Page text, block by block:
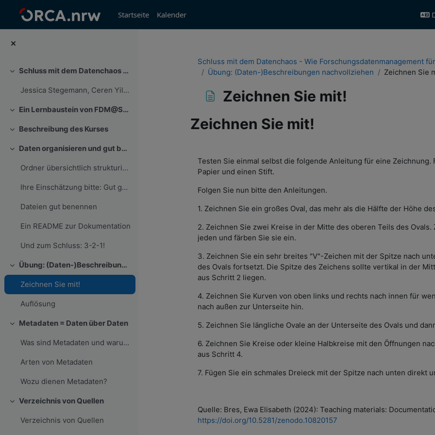
Startseite Kalender
Einklappen Schluss mit dem Datenchaos - Wie Forschungsdatenmanagement für Ordnung sorgt
Jessica Stegemann, Ceren Yildiz, Mirjam Blümm, Sin...
Einklappen Ein Lernbaustein von FDM@Studium.nrw
Einklappen
Beschreibung des Kurses
Einklappen Daten organisieren und gut beschreiben
Ordner übersichtlich strukturieren
Ihre Einschätzung bitte: Gut gewählte Dateinamen?
Dateien gut benennen
Ein README zur Dokumentation
Und zum Schluss: 3-2-1!
Einklappen Übung: (Daten-)Beschreibungen nachvollziehen
Zeichnen Sie mit!
Auflösung
Einklappen
Metadaten = Daten über Daten
Was sind Metadaten und warum sind diese wichtig?
Arten von Metadaten
Wozu dienen Metadaten?
Einklappen
Verzeichnis von Quellen
Verzeichnis von Quellen
Schluss mit dem Datenchaos - Wie Forschungsdatenmanagement
Übung: (Daten-)Beschreibungen nachvollziehen
Zeichnen Sie
Zeichnen Sie mit!
Zeichnen Sie mit!
Testen Sie einmal selbst die folgende Anleitung für eine Zeichnung.
Papier und einen Stift.
Folgen Sie nun bitte den Anleitungen.
1. Zeichnen Sie ein großes Oval, das mehr als die Hälfte der Höhe
2. Zeichnen Sie zwei Kreise in der Mitte des oberen Teils des
jeden und färben Sie sie ein.
3. Zeichnen Sie ein sehr breites "V"-Zeichen mit der Spitze nach
des Ovals fortsetzt. Die Spitze des Zeichens sollte vertikal in der
aus Schritt 2 liegen.
4. Zeichnen Sie Kurven von oben links und rechts nach innen für
nach außen zur Unterseite hin.
5. Zeichnen Sie längliche Ovale an der Unterseite des Ovals und
6. Zeichnen Sie Kreise oder kleine Halbkreise mit den Öffnungen
aus Schritt 4.
7. Fügen Sie ein schmales Dreieck mit der Spitze nach unten direkt
Quelle: Bres, Ewa Elisabeth (2024): Teaching materials:
https://doi.org/10.5281/zenodo.10820157